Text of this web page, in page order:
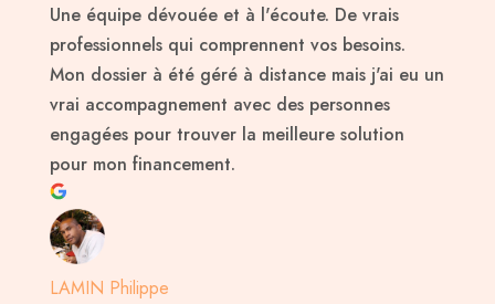
Une équipe dévouée et à l'écoute. De vrais
professionnels qui comprennent vos besoins.
Mon dossier à été géré à distance mais j'ai eu un
vrai accompagnement avec des personnes
engagées pour trouver la meilleure solution
pour mon financement.
LAMIN Philippe